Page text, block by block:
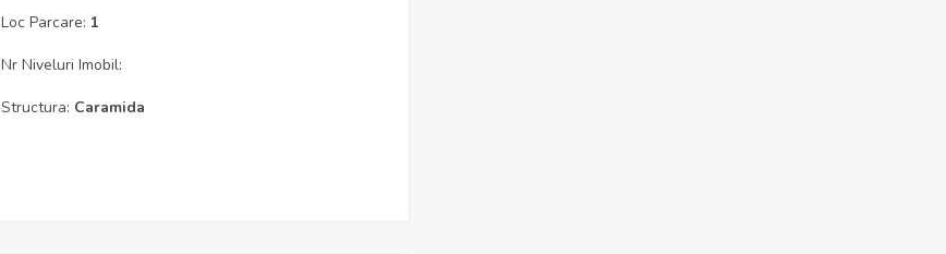
Loc Parcare: 1
Nr Niveluri Imobil:
Structura: Caramida